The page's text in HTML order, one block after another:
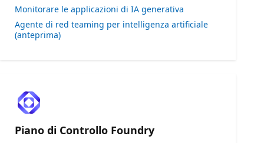
Monitorare le applicazioni di IA generativa
Agente di red teaming per intelligenza artificiale
(anteprima)
Piano di Controllo Foundry